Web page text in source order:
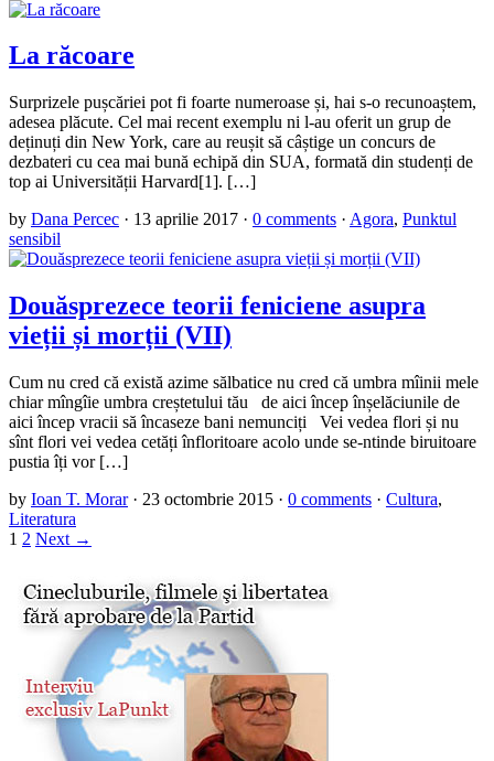
La răcoare
Surprizele pușcăriei pot fi foarte numeroase și, hai s-o recunoaștem,
adesea plăcute. Cel mai recent exemplu ni l-au oferit un grup de
deținuți din New York, care au reușit să câștige un concurs de
dezbateri cu cea mai bună echipă din SUA, formată din studenți de
top ai Universității Harvard[1]. […]
by Dana Percec · 13 aprilie 2017 · 0 comments · Agora, Punktul
sensibil
Douăsprezece teorii feniciene asupra
vieții și morții (VII)
Cum nu cred că există azime sălbatice nu cred că umbra mîinii mele
chiar mîngîie umbra creștetului tău de aici încep înșelăciunile de
aici încep vracii să încaseze bani nemunciți Vei vedea flori și nu
sînt flori vei vedea cetăți înfloritoare acolo unde se-ntinde biruitoare
pustia îți vor […]
by Ioan T. Morar · 23 octombrie 2015 · 0 comments · Cultura,
Literatura
1 2 Next →